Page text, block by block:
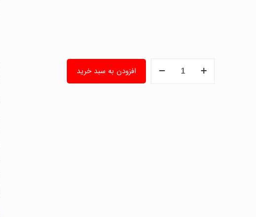
کرکره
افزودن به سبد خرید